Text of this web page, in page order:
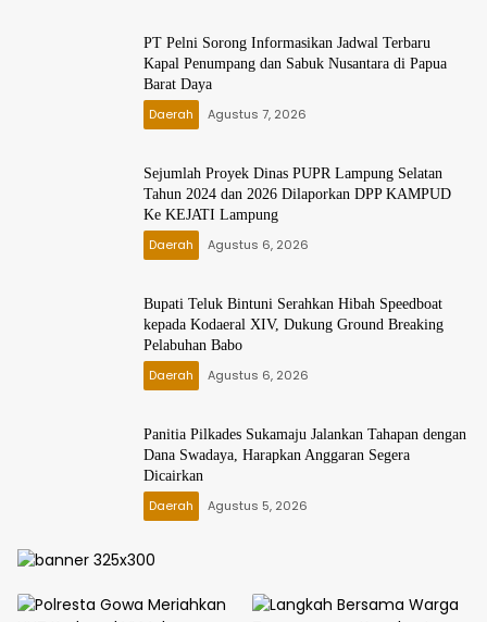
PT Pelni Sorong Informasikan Jadwal Terbaru
Kapal Penumpang dan Sabuk Nusantara di Papua
Barat Daya
Daerah Agustus 7, 2026
Sejumlah Proyek Dinas PUPR Lampung Selatan
Tahun 2024 dan 2026 Dilaporkan DPP KAMPUD
Ke KEJATI Lampung
Daerah Agustus 6, 2026
Bupati Teluk Bintuni Serahkan Hibah Speedboat
kepada Kodaeral XIV, Dukung Ground Breaking
Pelabuhan Babo
Daerah Agustus 6, 2026
Panitia Pilkades Sukamaju Jalankan Tahapan dengan
Dana Swadaya, Harapkan Anggaran Segera
Dicairkan
Daerah Agustus 5, 2026